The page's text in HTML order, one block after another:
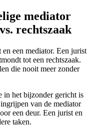
mediator
rechtszaak
een mediator. Een jurist
tot een rechtszaak.
die nooit meer zonder
in het bijzonder gericht is
van de mediator
een deur. Een jurist en
taken.